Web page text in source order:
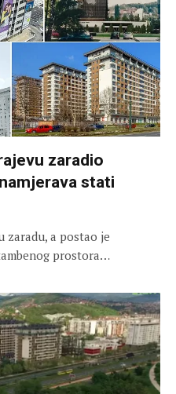
zaradio
stati
zaradu, a postao je
prostora…